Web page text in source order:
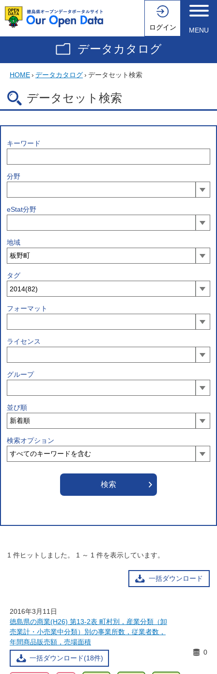
ログイン MENU
データカタログ
HOME› データカタログ› データセット検索
データセット検索
キーワード
分野
eStat分野
地域
タグ
フォーマット
ライセンス
グループ
並び順
検索オプション
1 件ヒットしました。 1 ～ 1 件を表示しています。
一括ダウンロード
2016年3月11日
徳島県の商業(H26) 第13-2表 町村別，産業分類（卸
売業計・小売業中分類）別の事業所数，従業者数，
年間商品販売額，売場面積
一括ダウンロード(18件)
0